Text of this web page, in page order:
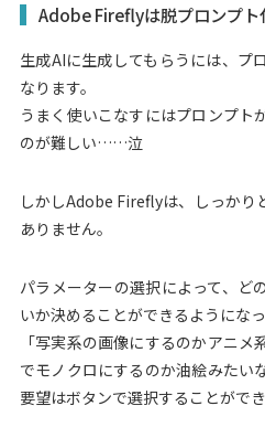
Adobe Fireflyは脱プロンプト
生成AIに生成してもらうには、プ
なります。
うまく使いこなすにはプロンプト
のが難しい……泣
しかしAdobe Fireflyは、しっかり
ありません。
パラメーターの選択によって、ど
いか決めることができるようになっ
「写実系の画像にするのかアニ
でモノクロにするのか油絵みたい
要望はボタンで選択することができ